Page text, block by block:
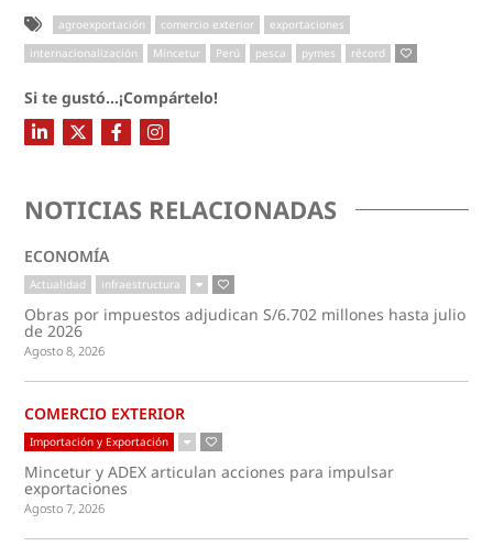
agroexportación comercio exterior
exportaciones
internacionalización
Mincetur Perú pesca pymes récord
Si te gustó...¡Compártelo!
NOTICIAS RELACIONADAS
ECONOMÍA
Actualidad infraestructura
Obras por impuestos adjudican S/6.702 millones hasta julio
de 2026
Agosto 8, 2026
COMERCIO EXTERIOR
Importación y Exportación
Mincetur y ADEX articulan acciones para impulsar
exportaciones
Agosto 7, 2026